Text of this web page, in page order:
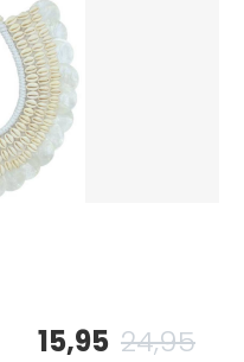
24,95
15,95